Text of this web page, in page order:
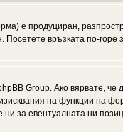
е продуциран,
връзката по-горе
Group. Ако вярвате,
на функции на
за евентуалната ни